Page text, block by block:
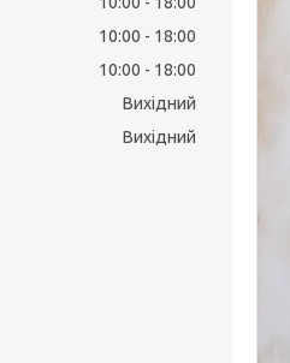
10:00
18:00
10:00
18:00
Вихідний
Вихідний